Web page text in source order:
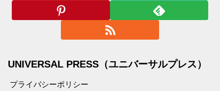
UNIVERSAL PRESS（ユニバーサルプレス）
プライバシーポリシー